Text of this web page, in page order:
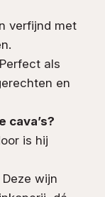
verfijnd met
Perfect als
en
cava’s?
is hij
Deze wijn